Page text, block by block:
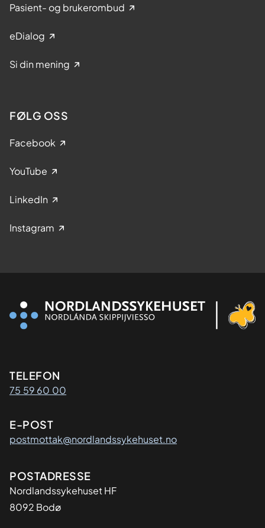
Pasient- og brukerombud
eDialog
Si din mening
FØLG OSS
Facebook
YouTube
LinkedIn
Instagram
Kontaktinformasjon
TELEFON
75 59 60 00
E-POST
postmottak@nordlandssykehuset.no
Adresse
POSTADRESSE
Nordlandssykehuset HF
8092 Bodø